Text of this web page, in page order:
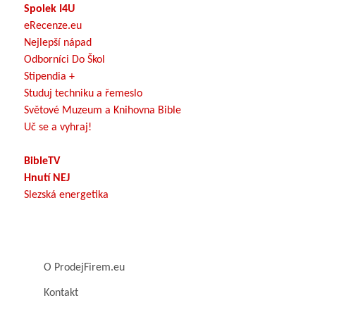
Spolek I4U
eRecenze.eu
Nejlepší nápad
Odborníci Do Škol
Stipendia +
Studuj techniku a řemeslo
Světové Muzeum a Knihovna Bible
Uč se a vyhraj!
BibleTV
Hnutí NEJ
Slezská energetika
O ProdejFirem.eu
Kontakt